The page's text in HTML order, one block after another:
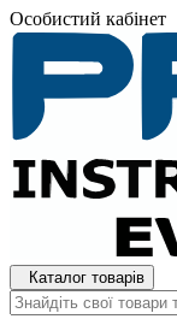
Особистий кабінет
Каталог товарів